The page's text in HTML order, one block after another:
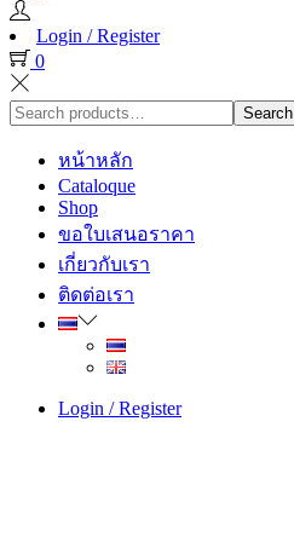
Login / Register
0
Search
for:>
Search
หน้าหลัก
Cataloque
Shop
ขอใบเสนอราคา
เกี่ยวกับเรา
ติดต่อเรา
Login / Register